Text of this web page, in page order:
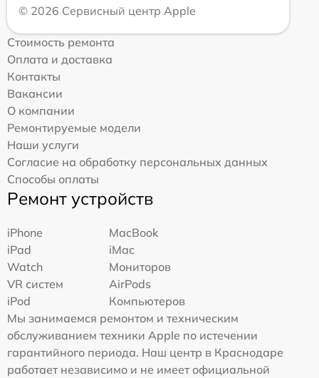
© 2026 Сервисный центр Apple
Стоимость ремонта
Оплата и доставка
Контакты
Вакансии
О компании
Ремонтируемые модели
Наши услуги
Согласие на обработку персональных данных
Способы оплаты
Ремонт устройств
iPhone
MacBook
iPad
iMac
Watch
Мониторов
VR систем
AirPods
iPod
Компьютеров
Мы занимаемся ремонтом и техническим
обслуживанием техники Apple по истечении
гарантийного периода. Наш центр в Краснодаре
работает независимо и не имеет официальной